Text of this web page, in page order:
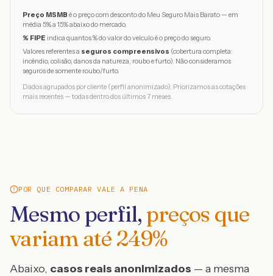
Preço MSMB é o preço com desconto do Meu Seguro Mais Barato — em
média 5% a 15% abaixo do mercado.
% FIPE indica quantos % do valor do veículo é o preço do seguro.
Valores referentes a seguros compreensivos (cobertura completa:
incêndio, colisão, danos da natureza, roubo e furto). Não consideramos
seguros de somente roubo/furto.
Dados agrupados por cliente (perfil anonimizado). Priorizamos as cotações
mais recentes — todas dentro dos últimos 7 meses.
POR QUE COMPARAR VALE A PENA
Mesmo perfil, preços que
variam até 249%
Abaixo, casos reais anonimizados — a mesma